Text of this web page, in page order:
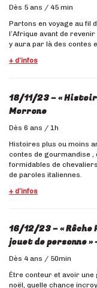
Dès 5 ans / 45 min
Partons en voyage au fil
l’Afrique avant de
y aura par là des contes
+ d’infos
18/11/23 – «
Morrone
Dès 6 ans / 1h
Histoires plus ou moins
contes de gourmandise ,
formidables de
de paroles italiennes.
+ d’infos
16/12/23 – «Rêche
jouet de personne »
Dès 4 ans / 50min
Être conteur et avoir
noël, quelle chance